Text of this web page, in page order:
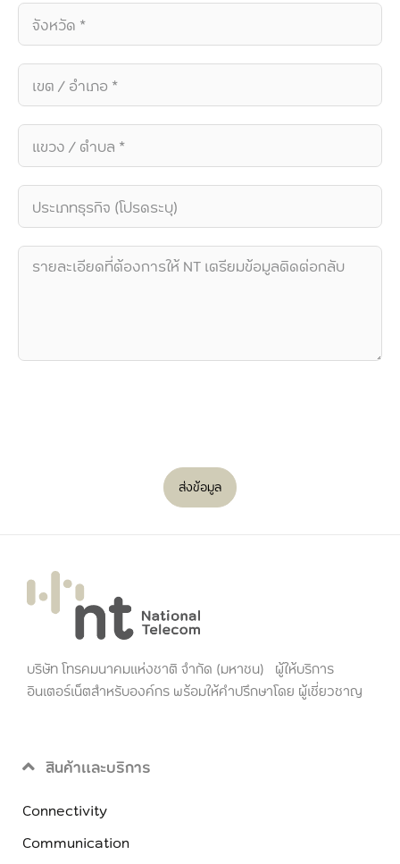
ส่งข้อมูล
บริษัท โทรคมนาคมแห่งชาติ จำกัด (มหาชน) ผู้ให้บริการ
อินเตอร์เน็ตสำหรับองค์กร พร้อมให้คำปรึกษาโดย ผู้เชี่ยวชาญ
สินค้าและบริการ
Connectivity
Communication